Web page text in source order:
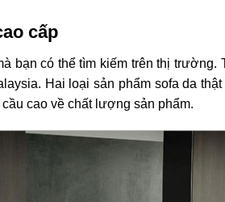
cấp
bạn có thể tìm kiếm trên thị
Hai loại sản phẩm sofa da
cao về chất lượng sản phẩm.